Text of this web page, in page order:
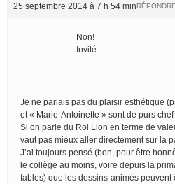
25 septembre 2014 à 7 h 54 minRÉPONDRE
Non!
Invité
Je ne parlais pas du plaisir esthétique
et « Marie-Antoinette » sont de purs
Si on parle du Roi Lion en terme de
vaut pas mieux aller directement sur la
J’ai toujours pensé (bon, pour être
le collège au moins, voire depuis la
fables) que les dessins-animés peuvent